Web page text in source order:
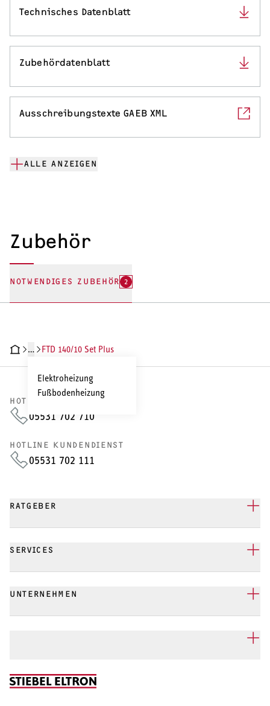
Technisches Datenblatt
Zubehördatenblatt
Ausschreibungstexte GAEB XML
ALLE ANZEIGEN
Zubehör
NOTWENDIGES ZUBEHÖR 2
DATENDOKUMENTE
…
Elektroheizung
Fußbodenheizung
FTD 140/10 Set Plus
HOTLINE VERTRIEB
05531 702 710
HOTLINE KUNDENDIENST
05531 702 111
RATGEBER
SERVICES
UNTERNEHMEN